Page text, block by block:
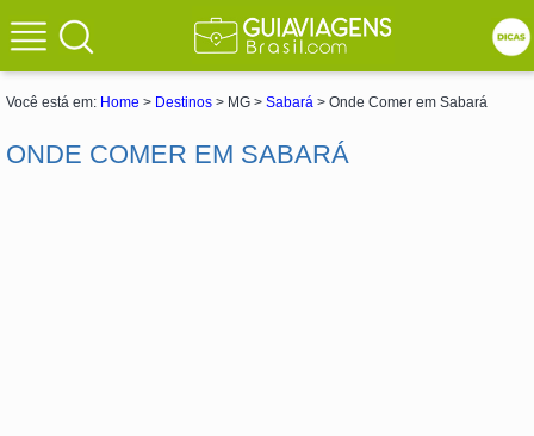
Você está em: Home > Destinos > MG > Sabará > Onde Comer em Sabará
ONDE COMER EM SABARÁ